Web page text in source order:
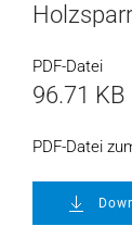
PDF-Datei
96.71 KB
PDF-Datei